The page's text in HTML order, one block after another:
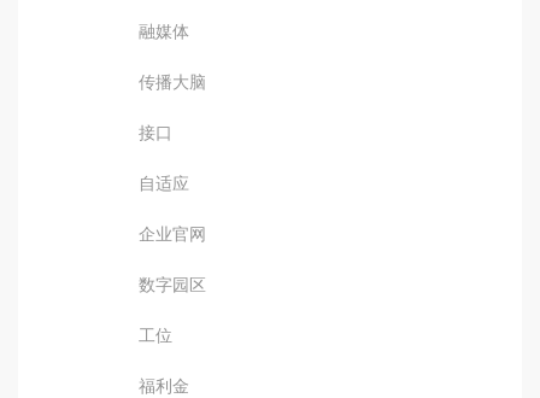
融媒体
传播大脑
接口
自适应
企业官网
数字园区
工位
福利金